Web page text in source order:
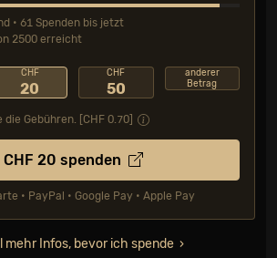
• 61 Spenden bis jetzt
2500 erreicht
CHF
20
CHF
50
anderer
Betrag
die Gebühren. [CHF 0.70]
CHF 20 spenden
• PayPal • Google Pay • Apple Pay
mehr Infos, bevor ich spende